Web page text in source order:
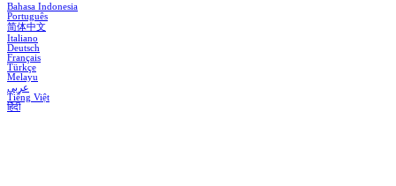
Bahasa Indonesia
Português
简体中文
Italiano
Deutsch
Français
Türkçe
Melayu
عربي
Tiếng Việt
हिंदी